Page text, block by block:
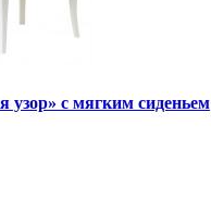
узор» с мягким сиденьем